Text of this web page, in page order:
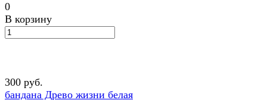
0
В корзину
300 руб.
бандана Древо жизни белая